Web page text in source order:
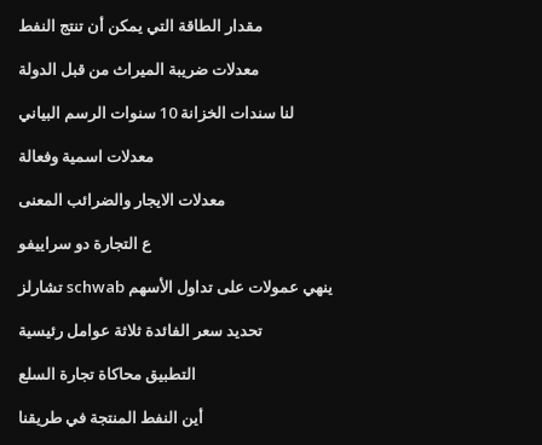
مقدار الطاقة التي يمكن أن تنتج النفط
معدلات ضريبة الميراث من قبل الدولة
لنا سندات الخزانة 10 سنوات الرسم البياني
معدلات اسمية وفعالة
معدلات الايجار والضرائب المعنى
ع التجارة دو سراييفو
تشارلز schwab ينهي عمولات على تداول الأسهم
تحديد سعر الفائدة ثلاثة عوامل رئيسية
التطبيق محاكاة تجارة السلع
أين النفط المنتجة في طريقنا